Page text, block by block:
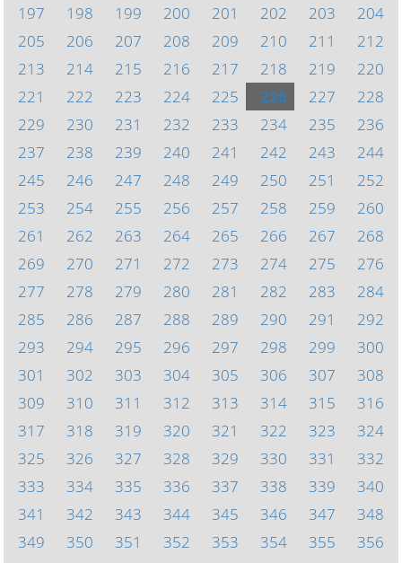
197
198 199 200 201 202 203
204
205
206 207 208 209 210 211
212
213
214 215 216 217 218 219
220
221
222 223 224 225 226 227
228
229
230 231 232 233 234 235
236
237
238 239 240 241 242 243
244
245
246 247 248 249 250 251
252
253
254 255 256 257 258 259
260
261
262 263 264 265 266 267
268
269
270 271 272 273 274 275
276
277
278 279 280 281 282 283
284
285
286 287 288 289 290 291
292
293
294 295 296 297 298 299
300
301
302 303 304 305 306 307
308
309
310 311 312 313 314 315
316
317
318 319 320 321 322 323
324
325
326 327 328 329 330 331
332
333
334 335 336 337 338 339
340
341
342 343 344 345 346 347
348
349
350 351 352 353 354 355
356